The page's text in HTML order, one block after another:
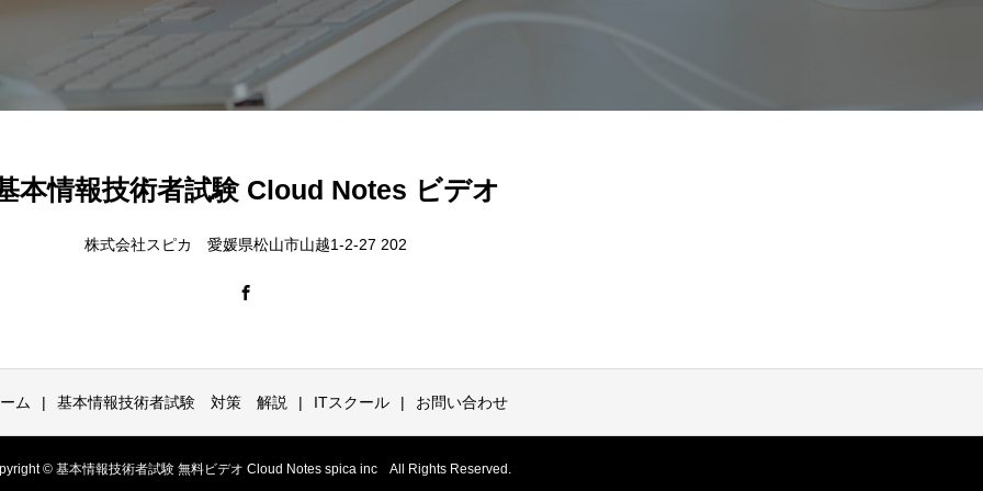
本情報技術者試験 Cloud Notes ビデオ
株式会社スピカ 愛媛県松山市山越1-2-27 202
ム 基本情報技術者試験 対策 解説 ITスクール お問い合わせ
© 基本情報技術者試験 無料ビデオ Cloud Notes spica inc All Rights Reserved.